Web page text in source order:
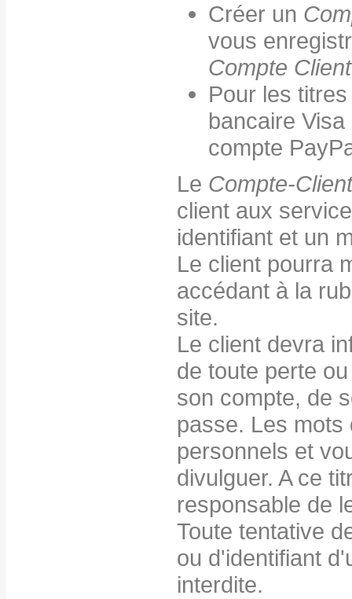
Créer un
vous
Compte
Pour les
bancaire
compte
Le Compte-Client
client aux
identifiant et un
Le client pourra
accédant à la
site.
Le client devra
de toute perte
son compte, de
passe. Les
personnels et
divulguer. A ce
responsable de
Toute tentative
ou d'identifiant
interdite.